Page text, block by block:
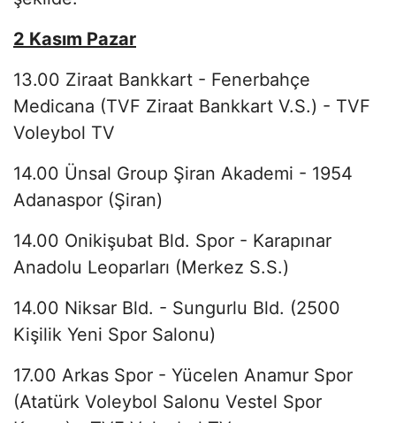
2 Kasım Pazar
13.00 Ziraat Bankkart - Fenerbahçe
Medicana (TVF Ziraat Bankkart V.S.) - TVF
Voleybol TV
14.00 Ünsal Group Şiran Akademi - 1954
Adanaspor (Şiran)
14.00 Onikişubat Bld. Spor - Karapınar
Anadolu Leoparları (Merkez S.S.)
14.00 Niksar Bld. - Sungurlu Bld. (2500
Kişilik Yeni Spor Salonu)
17.00 Arkas Spor - Yücelen Anamur Spor
(Atatürk Voleybol Salonu Vestel Spor